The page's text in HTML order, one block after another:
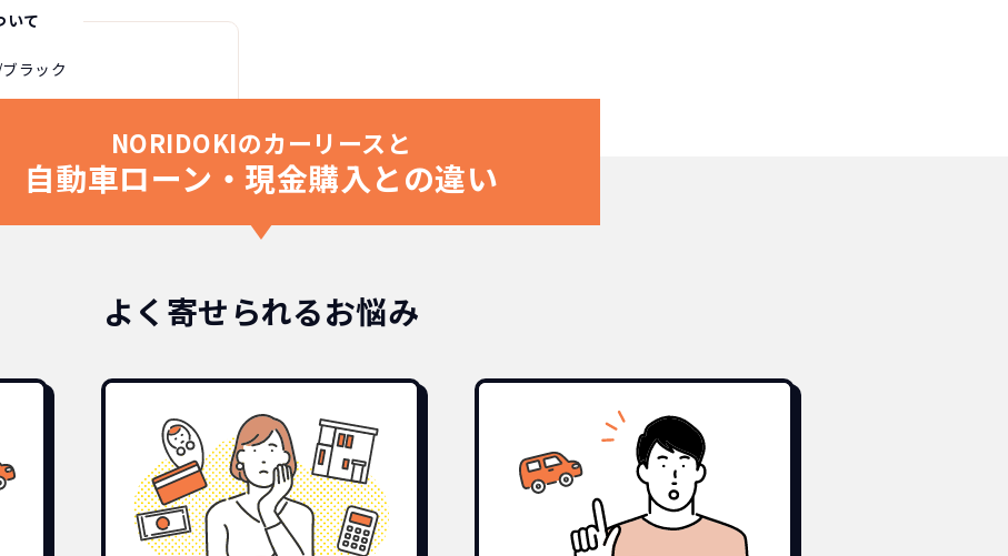
いて
ラック
NORIDOKIのカーリースと
自動車ローン・現金購入との違い
よく寄せられるお悩み